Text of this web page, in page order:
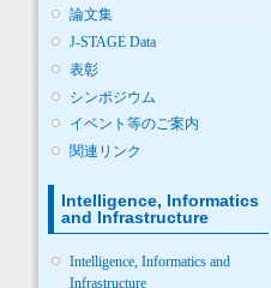
論文集
J-STAGE Data
表彰
シンポジウム
イベント等のご案内
関連リンク
Intelligence, Informatics
and Infrastructure
Intelligence, Informatics and
Infrastructure